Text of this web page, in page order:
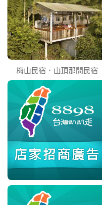
梅山民宿．山頂那間民宿